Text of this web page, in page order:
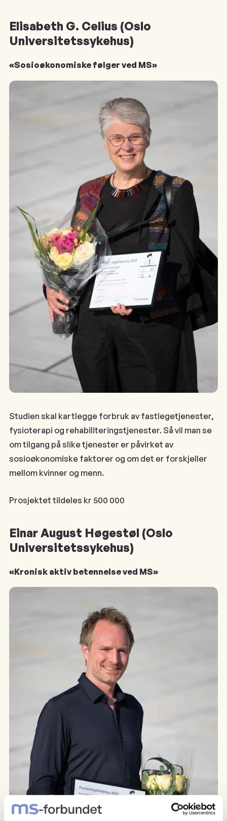
Elisabeth G. Celius (Oslo
Universitetssykehus)
«Sosioøkonomiske følger ved MS»
Studien skal kartlegge forbruk av fastlegetjenester,
fysioterapi og rehabiliteringstjenester. Så vil man se
om tilgang på slike tjenester er påvirket av
sosioøkonomiske faktorer og om det er forskjeller
mellom kvinner og menn.
Prosjektet tildeles kr 500 000
Einar August Høgestøl (Oslo
Universitetssykehus)
«Kronisk aktiv betennelse ved MS»